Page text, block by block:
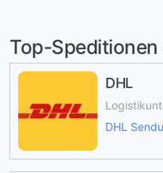
Top-
DHL
DHL